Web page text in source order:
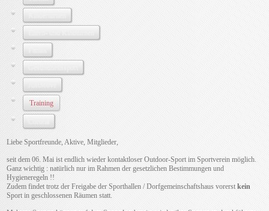
Training
Liebe Sportfreunde, Aktive, Mitglieder,
seit dem 06. Mai ist endlich wieder kontaktloser Outdoor-Sport im Sportverein möglich.
Ganz wichtig : natürlich nur im Rahmen der gesetzlichen Bestimmungen und
Hygieneregeln !!
Zudem findet trotz der Freigabe der Sporthallen / Dorfgemeinschaftshaus vorerstkein
Sport in geschlossenen Räumen statt.